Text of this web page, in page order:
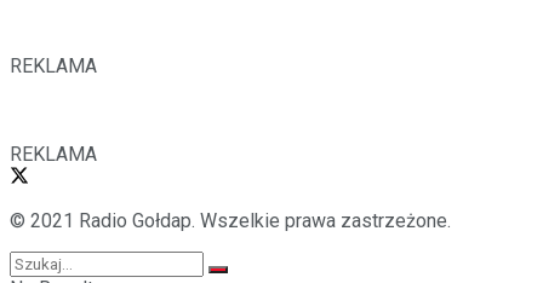
REKLAMA
REKLAMA
© 2021 Radio Gołdap. Wszelkie prawa zastrzeżone.